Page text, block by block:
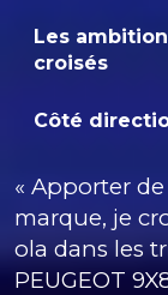
Les
croisés
Côté
« Apporter
marque, je
ola dans les
PEUGEOT